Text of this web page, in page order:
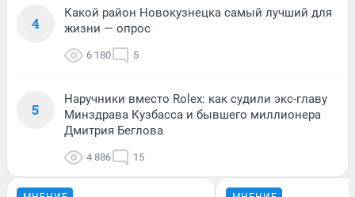
4
Какой район Новокузнецка самый лучший для
жизни — опрос
6 180 5
5
Наручники вместо Rolex: как судили экс-главу
Минздрава Кузбасса и бывшего миллионера
Дмитрия Беглова
4 886 15